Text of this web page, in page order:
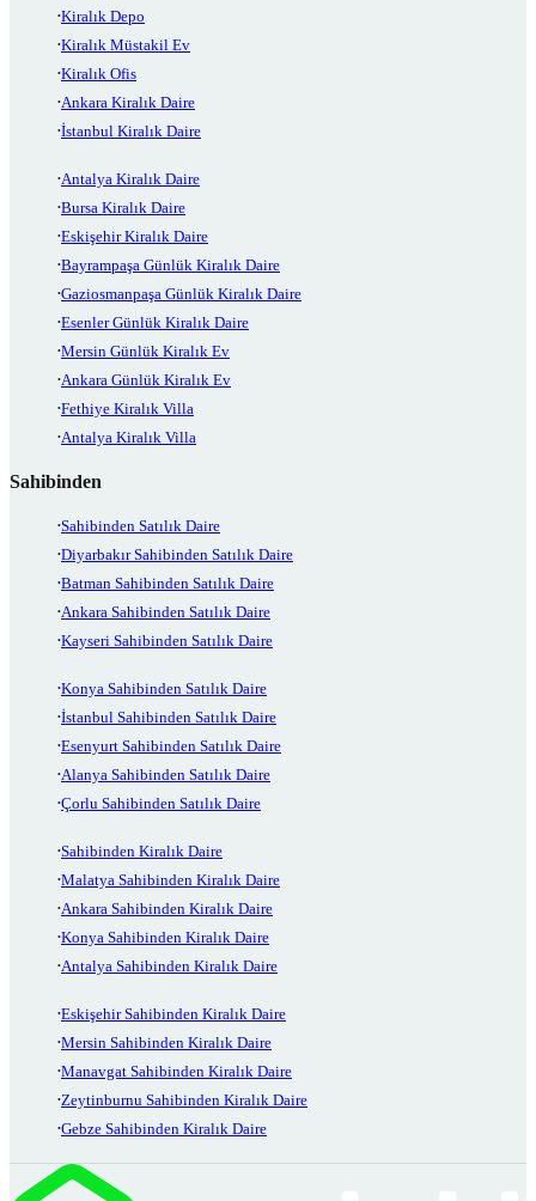
Kiralık Depo
Kiralık Müstakil Ev
Kiralık Ofis
Ankara Kiralık Daire
İstanbul Kiralık Daire
Antalya Kiralık Daire
Bursa Kiralık Daire
Eskişehir Kiralık Daire
Bayrampaşa Günlük Kiralık Daire
Gaziosmanpaşa Günlük Kiralık Daire
Esenler Günlük Kiralık Daire
Mersin Günlük Kiralık Ev
Ankara Günlük Kiralık Ev
Fethiye Kiralık Villa
Antalya Kiralık Villa
Sahibinden
Sahibinden Satılık Daire
Diyarbakır Sahibinden Satılık Daire
Batman Sahibinden Satılık Daire
Ankara Sahibinden Satılık Daire
Kayseri Sahibinden Satılık Daire
Konya Sahibinden Satılık Daire
İstanbul Sahibinden Satılık Daire
Esenyurt Sahibinden Satılık Daire
Alanya Sahibinden Satılık Daire
Çorlu Sahibinden Satılık Daire
Sahibinden Kiralık Daire
Malatya Sahibinden Kiralık Daire
Ankara Sahibinden Kiralık Daire
Konya Sahibinden Kiralık Daire
Antalya Sahibinden Kiralık Daire
Eskişehir Sahibinden Kiralık Daire
Mersin Sahibinden Kiralık Daire
Manavgat Sahibinden Kiralık Daire
Zeytinburnu Sahibinden Kiralık Daire
Gebze Sahibinden Kiralık Daire